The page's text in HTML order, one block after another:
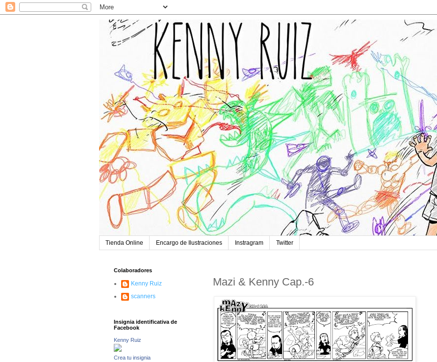
Tienda Online Encargo de Ilustraciones Instragram Twitter
Mazi & Kenny Cap.-6
Colaboradores
Kenny Ruiz
scanners
Insignia identificativa de
Facebook
Kenny Ruiz
Crea tu insignia